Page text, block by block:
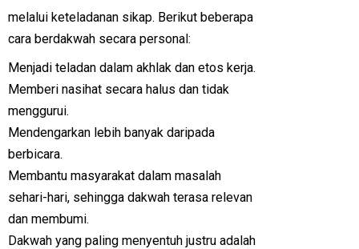
melalui keteladanan sikap. Berikut beberapa
cara berdakwah secara personal:
Menjadi teladan dalam akhlak dan etos kerja.
Memberi nasihat secara halus dan tidak
menggurui.
Mendengarkan lebih banyak daripada
berbicara.
Membantu masyarakat dalam masalah
sehari-hari, sehingga dakwah terasa relevan
dan membumi.
Dakwah yang paling menyentuh justru adalah